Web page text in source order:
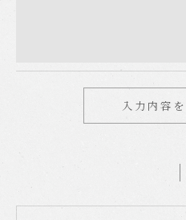
当社では、お客様の個人
ご本人である事を確認の
す。
個人情報の開示･訂正･削